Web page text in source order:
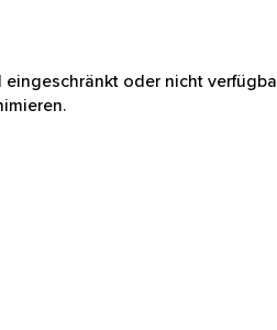
oder nicht